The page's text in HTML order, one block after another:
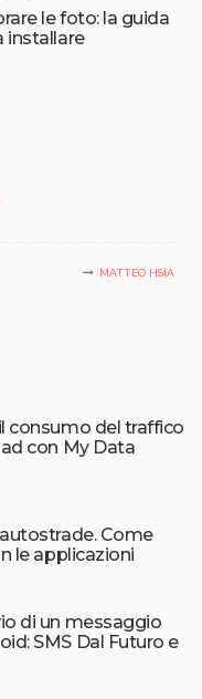
le foto: la guida
installare
MATTEO HSIA
consumo del traffico
con My Data
Come
le applicazioni
di un messaggio
SMS Dal Futuro e